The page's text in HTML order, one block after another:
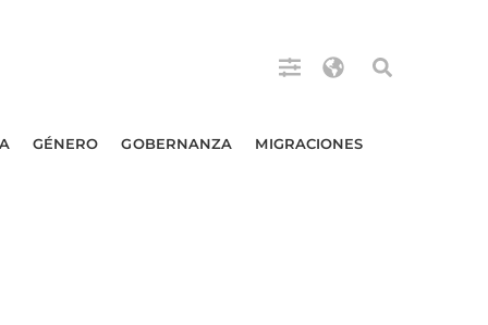
GÉNERO GOBERNANZA MIGRACIONES